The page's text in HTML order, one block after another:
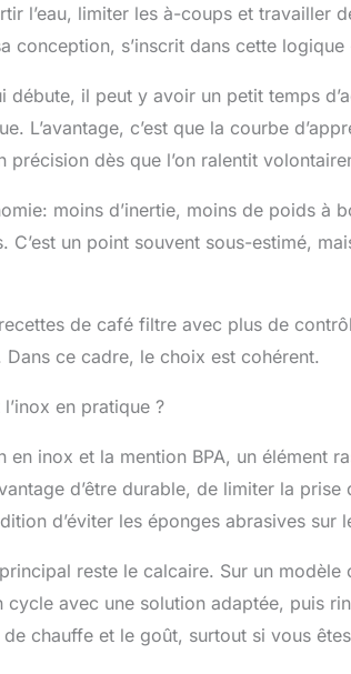
l’eau, limiter les à-coups et travailler
conception, s’inscrit dans cette
débute, il peut y avoir un petit temps
L’avantage, c’est que la courbe
précision dès que l’on ralentit
moins d’inertie, moins de poids à
C’est un point souvent sous-estimé,
de café filtre avec plus de
ce cadre, le choix est cohérent.
en pratique ?
inox et la mention BPA, un élément
d’être durable, de limiter la prise
d’éviter les éponges abrasives sur
reste le calcaire. Sur un
avec une solution adaptée, puis
chauffe et le goût, surtout si vous